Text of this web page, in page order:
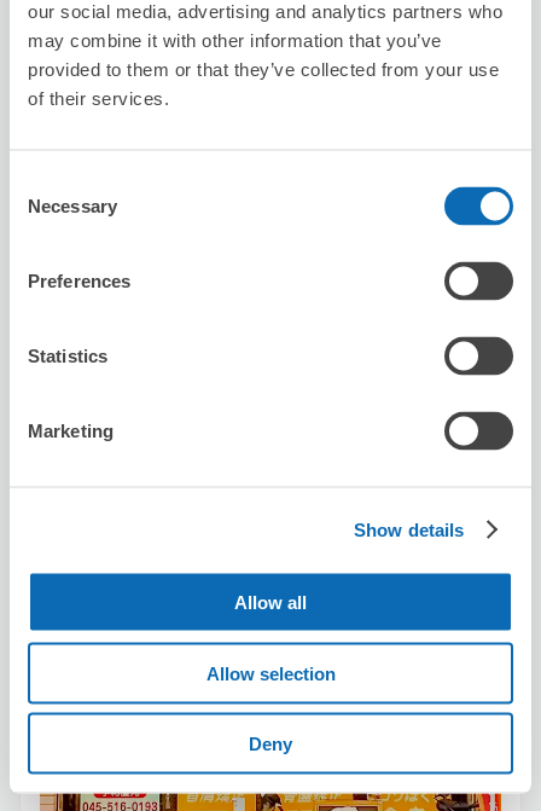
our social media, advertising and analytics partners who
may combine it with other information that you’ve
provided to them or that they’ve collected from your use
of their services.
Selection
Necessary
Preferences
Statistics
Marketing
Show details
Allow all
Allow selection
Deny
8/15土
とてもスムーズにご対応いただきました。とても感じの良
い方で安心して預けることができました。